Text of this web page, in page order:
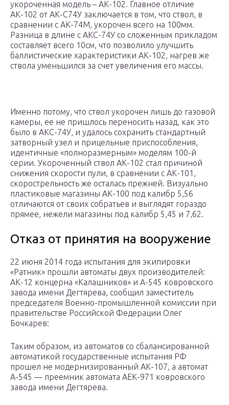
укороченная модель – АК-102. Главное отличие
АК-102 от АК-С74У заключается в том, что ствол, в
сравнении с АК-74М, укорочен всего на 100мм.
Разница в длине с АКС-74У со сложенным прикладом
составляет всего 10см, что позволило улучшить
баллистические характеристики АК-102, нагрев же
ствола уменьшился за счет увеличения его массы.
Именно потому, что ствол укорочен лишь до газовой
камеры, ее не пришлось переносить назад, как это
было в АКС-74У, и удалось сохранить стандартный
затворный узел и прицельные приспособления,
идентичные «полноразмерным» моделям 100-й
серии. Укороченный ствол АК-102 стал причиной
снижения скорости пули, в сравнении с АК-101,
скорострельность же осталась прежней. Визуально
пластиковые магазины АК-100 под калибр 5,56
отличаются от своих собратьев и выглядят гораздо
прямее, нежели магазины под калибр 5,45 и 7,62.
Отказ от принятия на вооружение
22 июня 2014 года испытания для экипировки
«Ратник» прошли автоматы двух производителей:
АК-12 концерна «Калашников» и А-545 ковровского
завода имени Дегтярева, сообщил заместитель
председателя Военно-промышленной комиссии при
правительстве Российской Федерации Олег
Бочкарев:
Таким образом, из автоматов со сбалансированной
автоматикой государственные испытания РФ
прошел не модернизированный АК-107, а автомат
А-545 — преемник автомата АЕК-971 ковровского
завода имени Дегтярева.